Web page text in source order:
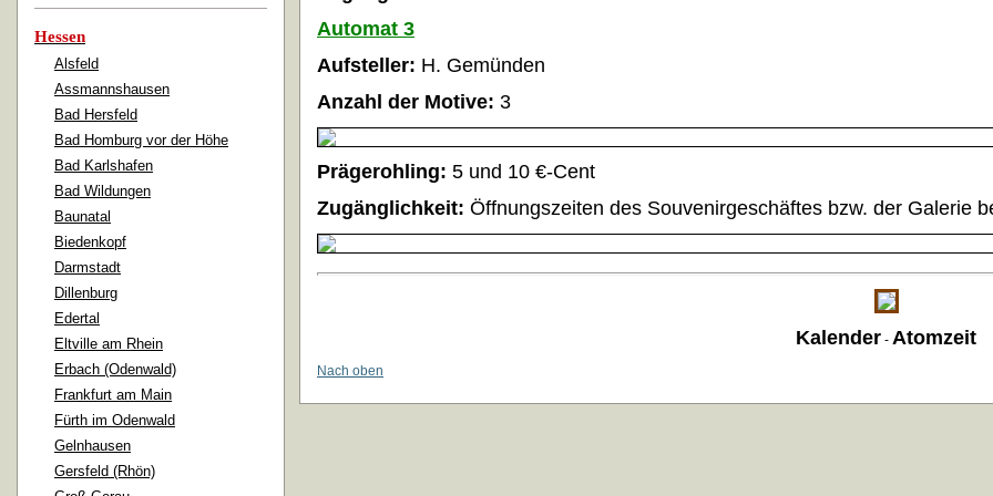
Hessen
Alsfeld
Assmannshausen
Bad Hersfeld
Bad Homburg vor der Höhe
Bad Karlshafen
Bad Wildungen
Baunatal
Biedenkopf
Darmstadt
Dillenburg
Edertal
Eltville am Rhein
Erbach (Odenwald)
Frankfurt am Main
Fürth im Odenwald
Gelnhausen
Gersfeld (Rhön)
Automat 3
Aufsteller: H. Gemünden
Anzahl der Motive: 3
Prägerohling: 5 und 10 €-Cent
Zugänglichkeit: Öffnungszeiten des Souvenirgeschäftes bzw. der Galerie
Kalender - Atomzeit
Nach oben